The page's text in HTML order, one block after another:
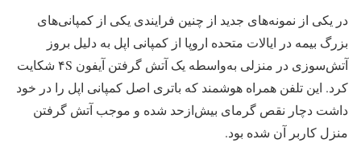
در یکی از نمونه‌های جدید از چنین فرایندی یکی از کمپانی‌های
بزرگ بیمه در ایالات متحده اروپا از کمپانی اپل به دلیل بروز
آتش‌سوزی در منزلی به‌واسطه یک آتش گرفتن آیفون ۴S شکایت
کرد. این تلفن همراه هوشمند که باتری اصل کمپانی اپل را در خود
داشت دچار نقص گرمای بیش‌ازحد شده و موجب آتش گرفتن
منزل کاربر آن شده بود.